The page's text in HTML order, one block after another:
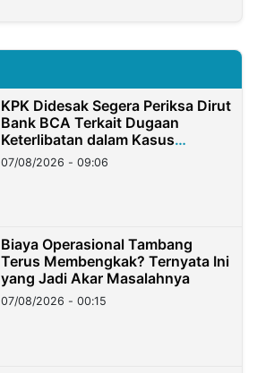
KPK Didesak Segera Periksa Dirut
Bank BCA Terkait Dugaan
Keterlibatan dalam Kasus
Hilangnya Dana Nasabah Rp2,58
Miliar
07/08/2026 - 09:06
Biaya Operasional Tambang
Terus Membengkak? Ternyata Ini
yang Jadi Akar Masalahnya
07/08/2026 - 00:15